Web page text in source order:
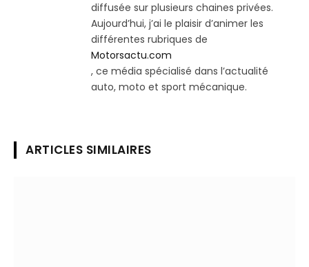
diffusée sur plusieurs chaines privées.
Aujourd’hui, j’ai le plaisir d’animer les
différentes rubriques de
Motorsactu.com
, ce média spécialisé dans l’actualité
auto, moto et sport mécanique.
ARTICLES SIMILAIRES